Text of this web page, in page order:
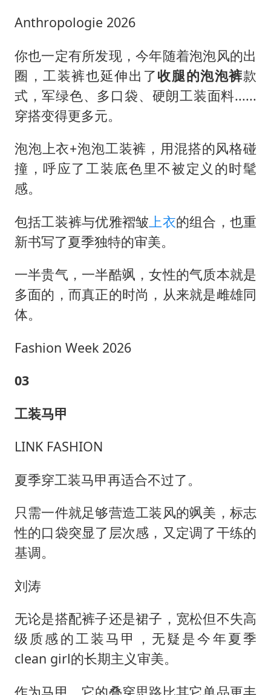
Anthropologie 2026
你也一定有所发现，今年随着泡泡风的出
圈，工装裤也延伸出了收腿的泡泡裤款
式，军绿色、多口袋、硬朗工装面料......
穿搭变得更多元。
泡泡上衣+泡泡工装裤，用混搭的风格碰
撞，呼应了工装底色里不被定义的时髦
感。
包括工装裤与优雅褶皱 上衣的组合，也重
新书写了夏季独特的审美。
一半贵气，一半酷飒，女性的气质本就是
多面的，而真正的时尚，从来就是雌雄同
体。
Fashion Week 2026
03
工装马甲
LINK FASHION
夏季穿工装马甲再适合不过了。
只需一件就足够营造工装风的飒美，标志
性的口袋突显了层次感，又定调了干练的
基调。
刘涛
无论是搭配裤子还是裙子，宽松但不失高
级质感的工装马甲，无疑是今年夏季
clean girl的长期主义审美。